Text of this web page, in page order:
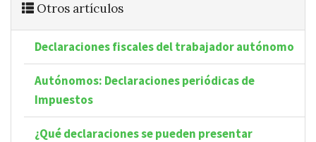
Otros artículos
Declaraciones fiscales del trabajador autónomo
Autónomos: Declaraciones periódicas de
Impuestos
¿Qué declaraciones se pueden presentar